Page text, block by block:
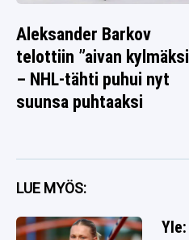
Aleksander Barkov
telottiin ”aivan
– NHL-tähti puhui nyt
suunsa puhtaaksi
LUE MYÖS: